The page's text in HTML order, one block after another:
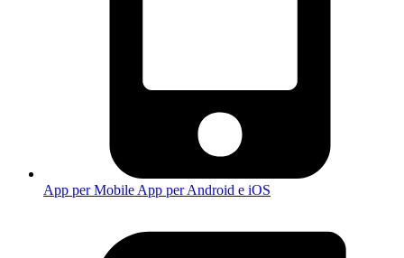
App per Mobile App per Android e iOS